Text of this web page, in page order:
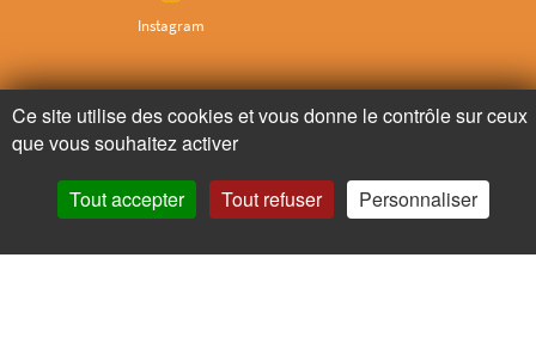
Instagram
Je m’inscris
Ce site utilise des cookies et vous donne le contrôle sur ceux
que vous souhaitez activer
Tout accepter Tout refuser Personnaliser